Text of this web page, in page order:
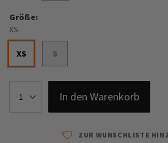
Größe
XS
XS S
In den Warenkorb
ZUR WUNSCHLISTE